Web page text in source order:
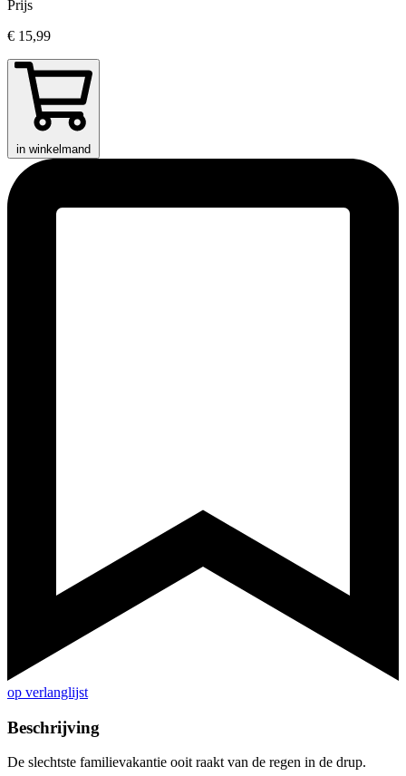
Prijs
€ 15,99
in winkelmand
op verlanglijst
Beschrijving
De slechtste familievakantie ooit raakt van de regen in de drup.